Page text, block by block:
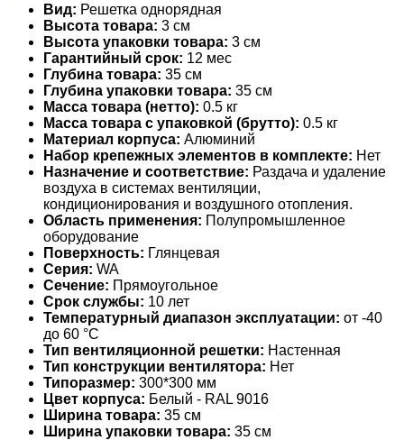
Вид: Решетка однорядная
Высота товара: 3 см
Высота упаковки товара: 3 см
Гарантийный срок: 12 мес
Глубина товара: 35 см
Глубина упаковки товара: 35 см
Масса товара (нетто): 0.5 кг
Масса товара с упаковкой (брутто): 0.5 кг
Материал корпуса: Алюминий
Набор крепежных элементов в комплекте: Нет
Назначение и соответствие: Раздача и удаление
воздуха в системах вентиляции,
кондиционирования и воздушного отопления.
Область применения: Полупромышленное
оборудование
Поверхность: Глянцевая
Серия: WA
Сечение: Прямоугольное
Срок службы: 10 лет
Температурный диапазон эксплуатации: от -40
до 60 °С
Тип вентиляционной решетки: Настенная
Тип конструкции вентилятора: Нет
Типоразмер: 300*300 мм
Цвет корпуса: Белый - RAL 9016
Ширина товара: 35 см
Ширина упаковки товара: 35 см